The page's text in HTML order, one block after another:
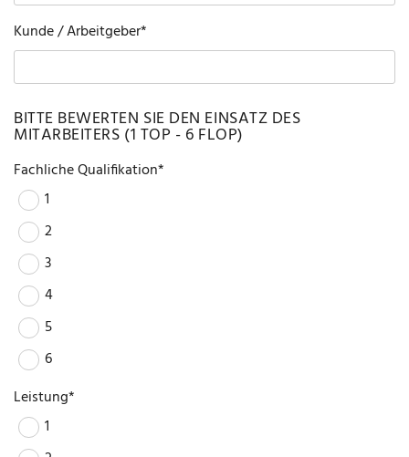
Kunde / Arbeitgeber*
BITTE BEWERTEN SIE DEN EINSATZ DES
MITARBEITERS (1 TOP - 6 FLOP)
Fachliche Qualifikation*
1
2
3
4
5
6
Leistung*
1